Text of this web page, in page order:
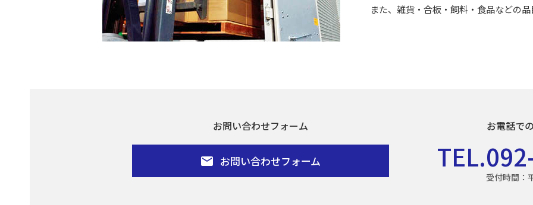
また、雑貨・合板・飼料・食品などの
お問い合わせフォーム
お問い合わせフォーム
お電話で
受付時間：